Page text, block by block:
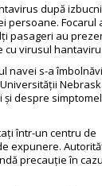
după
persoane. Focarul
pasageri au
cu virusul
navei s-a
despre
într-un centru de
expunere.
precauție în